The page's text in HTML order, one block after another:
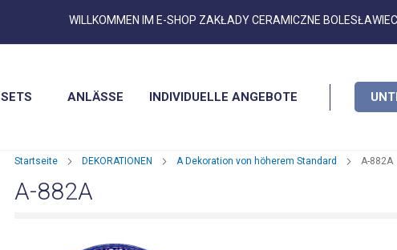
Zum
WILLKOMMEN IM E-SHOP ZAKŁADY CERAMICZNE BOLESŁAWIEC
SETS ANLÄSSE INDIVIDUELLE ANGEBOTE
Startseite DEKORATIONEN A Dekoration von höherem Standard A-882A
A-882A